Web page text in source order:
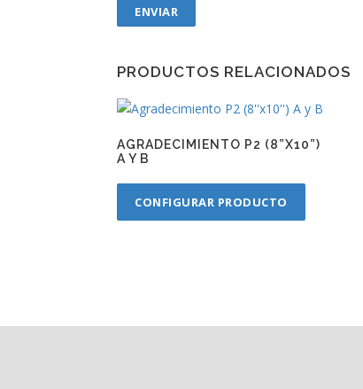
PRODUCTOS RELACIONADOS
AGRADECIMIENTO P2 (8”X10”)
A Y B
CONFIGURAR PRODUCTO